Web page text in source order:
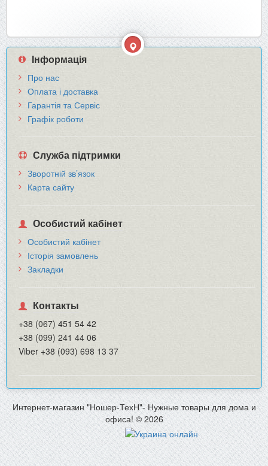
Інформація
Про нас
Оплата і доставка
Гарантія та Сервіс
Графік роботи
Служба підтримки
Зворотній зв’язок
Карта сайту
Особистий кабінет
Особистий кабінет
Історія замовлень
Закладки
Контакты
+38 (067) 451 54 42
+38 (099) 241 44 06
Viber +38 (093) 698 13 37
Интернет-магазин "Ношер-ТехН"- Нужные товары для дома и
офиса! © 2026